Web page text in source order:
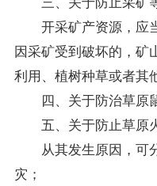
开采矿产资源，应
因采矿受到破坏的，矿
利用、植树种草或者其
四、关于防治草原
五、关于防止草原
从其发生原因，可
灾；